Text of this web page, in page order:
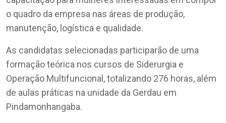
o quadro da empresa nas áreas de produção,
manutenção, logística e qualidade.
As candidatas selecionadas participarão de uma
formação teórica nos cursos de Siderurgia e
Operação Multifuncional, totalizando 276 horas, além
de aulas práticas na unidade da Gerdau em
Pindamonhangaba.